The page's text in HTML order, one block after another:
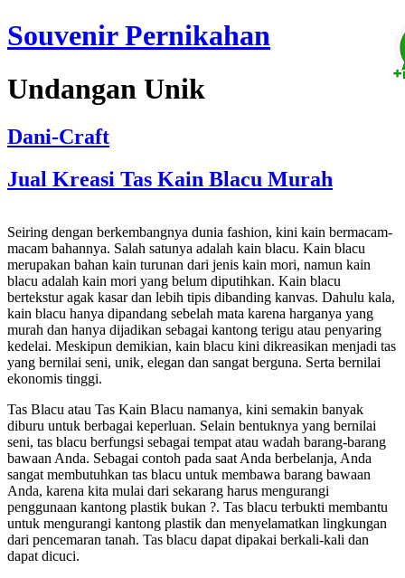
Souvenir Pernikahan
Undangan Unik
Dani-Craft
Jual Kreasi Tas Kain Blacu Murah
Seiring dengan berkembangnya dunia fashion, kini kain bermacam-
macam bahannya. Salah satunya adalah kain blacu. Kain blacu
merupakan bahan kain turunan dari jenis kain mori, namun kain
blacu adalah kain mori yang belum diputihkan. Kain blacu
bertekstur agak kasar dan lebih tipis dibanding kanvas. Dahulu kala,
kain blacu hanya dipandang sebelah mata karena harganya yang
murah dan hanya dijadikan sebagai kantong terigu atau penyaring
kedelai. Meskipun demikian, kain blacu kini dikreasikan menjadi tas
yang bernilai seni, unik, elegan dan sangat berguna. Serta bernilai
ekonomis tinggi.
Tas Blacu atau Tas Kain Blacu namanya, kini semakin banyak
diburu untuk berbagai keperluan. Selain bentuknya yang bernilai
seni, tas blacu berfungsi sebagai tempat atau wadah barang-barang
bawaan Anda. Sebagai contoh pada saat Anda berbelanja, Anda
sangat membutuhkan tas blacu untuk membawa barang bawaan
Anda, karena kita mulai dari sekarang harus mengurangi
penggunaan kantong plastik bukan ?. Tas blacu terbukti membantu
untuk mengurangi kantong plastik dan menyelamatkan lingkungan
dari pencemaran tanah. Tas blacu dapat dipakai berkali-kali dan
dapat dicuci.